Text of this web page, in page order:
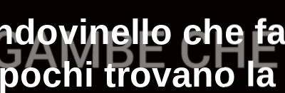
che
trovano